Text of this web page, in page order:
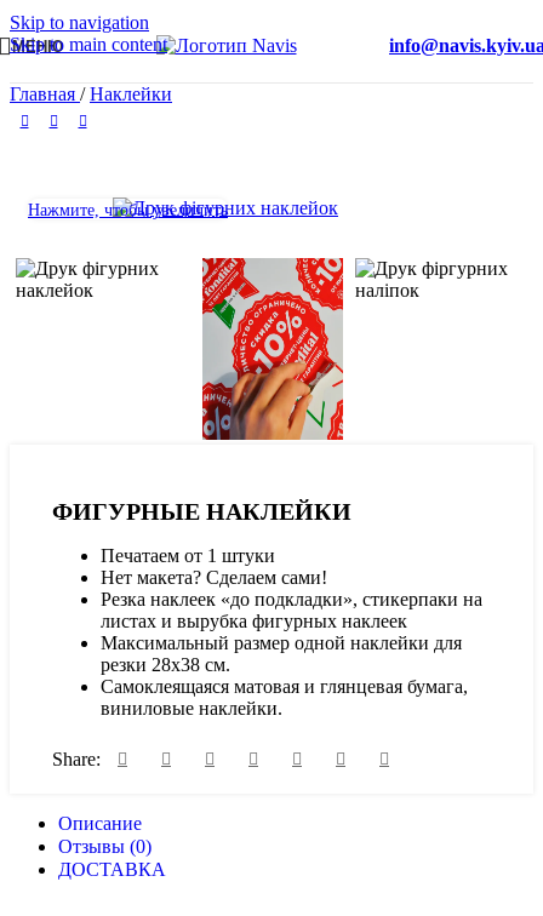
Skip to navigation
Skip to main content
МЕНЮ
Главная / Наклейки
Нажмите, чтобы увеличить
ФИГУРНЫЕ НАКЛЕЙКИ
Печатаем от 1 штуки
Нет макета? Сделаем сами!
Резка наклеек «до подкладки», стикерпаки на
листах и вырубка фигурных наклеек
Максимальный размер одной наклейки для
резки 28х38 см.
Самоклеящаяся матовая и глянцевая бумага,
виниловые наклейки.
Share:
Описание
Отзывы (0)
ДОСТАВКА